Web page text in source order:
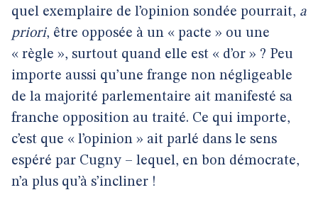
quel exemplaire de l’opinion sondée pourrait, a
priori, être opposée à un « pacte » ou une
« règle », surtout quand elle est « d’or » ? Peu
importe aussi qu’une frange non négligeable
de la majorité parlementaire ait manifesté sa
franche opposition au traité. Ce qui importe,
c’est que « l’opinion » ait parlé dans le sens
espéré par Cugny – lequel, en bon démocrate,
n’a plus qu’à s’incliner !